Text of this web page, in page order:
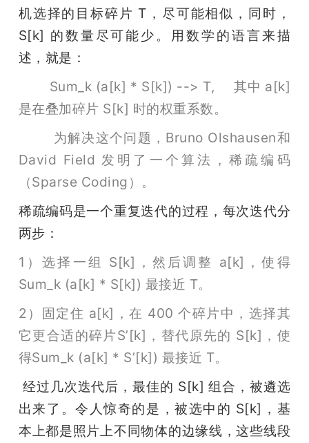
机选择的目标碎片 T，尽可能相似，同时，
S[k] 的数量尽可能少。用数学的语言来描
述，就是：
Sum_k (a[k] * S[k]) --> T,     其中 a[k]
是在叠加碎片 S[k] 时的权重系数。
为解决这个问题，Bruno Olshausen和
David Field 发明了一个算法，稀疏编码
（Sparse Coding）。
稀疏编码是一个重复迭代的过程，每次迭代分
两步：
1）选择一组 S[k]，然后调整 a[k]，使得
Sum_k (a[k] * S[k]) 最接近 T。
2）固定住 a[k]，在 400 个碎片中，选择其
它更合适的碎片S’[k]，替代原先的 S[k]，使
得Sum_k (a[k] * S’[k]) 最接近 T。
经过几次迭代后，最佳的 S[k] 组合，被遴选
出来了。令人惊奇的是，被选中的 S[k]，基
本上都是照片上不同物体的边缘线，这些线段